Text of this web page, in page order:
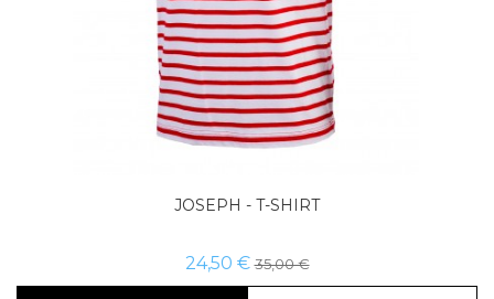
JOSEPH - T-SHIRT
24,50 €35,00 €